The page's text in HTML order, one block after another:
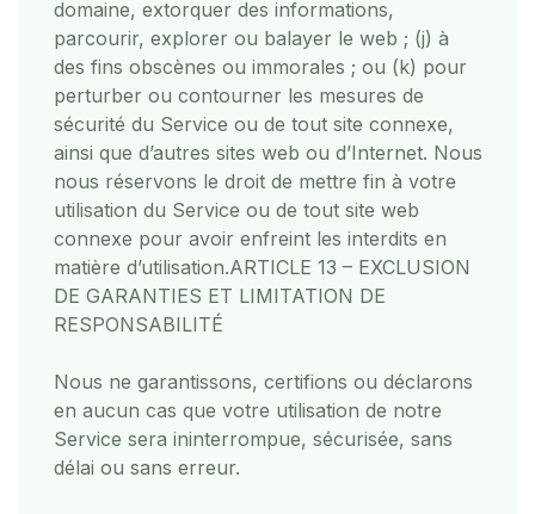
domaine, extorquer des informations,
parcourir, explorer ou balayer le web ; (j) à
des fins obscènes ou immorales ; ou (k) pour
perturber ou contourner les mesures de
sécurité du Service ou de tout site connexe,
ainsi que d’autres sites web ou d’Internet. Nous
nous réservons le droit de mettre fin à votre
utilisation du Service ou de tout site web
connexe pour avoir enfreint les interdits en
matière d’utilisation.ARTICLE 13 – EXCLUSION
DE GARANTIES ET LIMITATION DE
RESPONSABILITÉ
Nous ne garantissons, certifions ou déclarons
en aucun cas que votre utilisation de notre
Service sera ininterrompue, sécurisée, sans
délai ou sans erreur.